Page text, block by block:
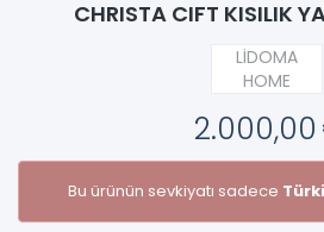
CHRISTA CIFT KISILIK
LİDOMA
HOME
2.000,00
Bu ürünün sevkiyatı sadece